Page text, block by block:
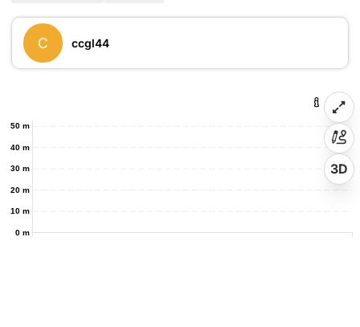
C ccgl44
0 m
10 m
20 m
30 m
40 m
50 m
3D